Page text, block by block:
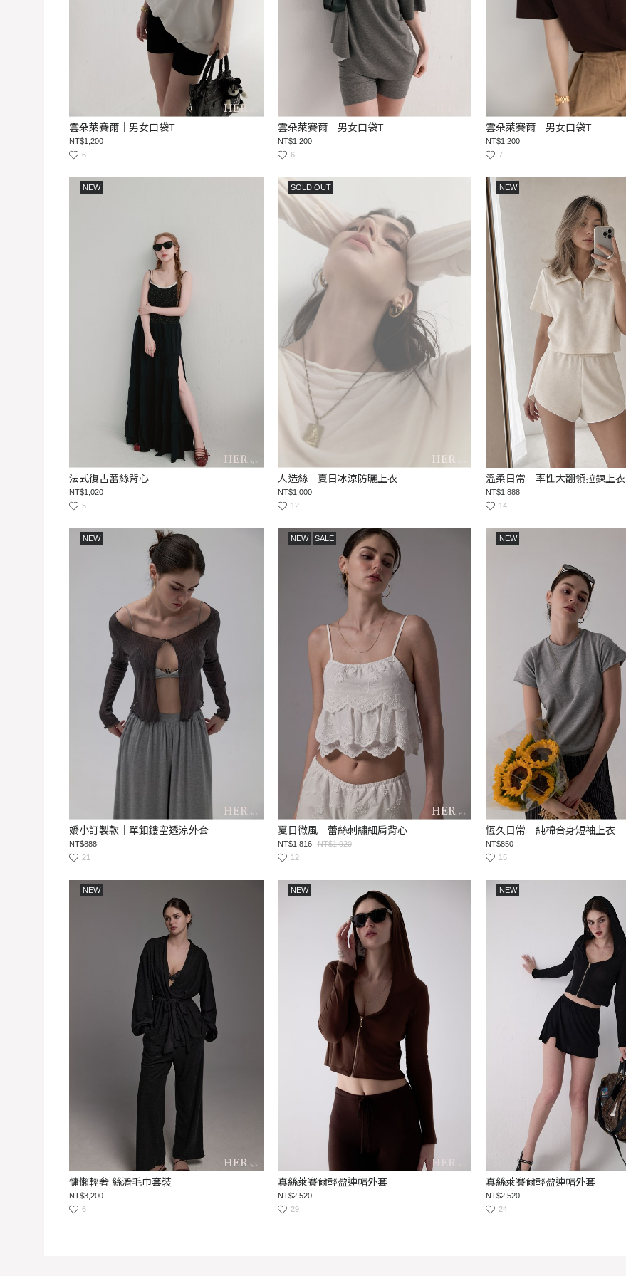
雲朵萊賽爾｜男女口袋T
NT$1,200
6
雲朵萊賽爾｜男女口袋T
NT$1,200
6
雲朵萊賽爾｜男女口袋T
NT$1,200
7
NEW
法式復古蕾絲背心
NT$1,020
5
SOLD OUT
人造絲｜夏日冰涼防曬上衣
NT$1,000
12
NEW
溫柔日常｜率性大翻領拉鍊上衣
NT$1,888
14
NEW
嬌小訂製款｜單釦鏤空透涼外套
NT$888
21
NEW SALE
夏日微風｜蕾絲刺繡細肩背心
NT$1,816
NT$1,920
12
NEW
恆久日常｜純棉合身短袖上衣
NT$850
15
NEW
慵懶輕奢 絲滑毛巾套裝
NT$3,200
6
NEW
真絲萊賽爾輕盈連帽外套
NT$2,520
29
NEW
真絲萊賽爾輕盈連帽外套
NT$2,520
24